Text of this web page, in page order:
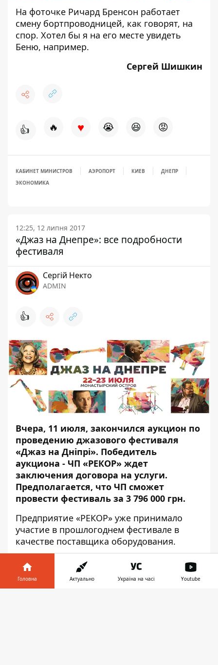
На фоточке Ричард Бренсон работает
смену бортпроводницей, как говорят, на
спор. Хотел бы я на его месте увидеть
Беню, например.
Сергей Шишкин
👍 🔥 ♥ 😭 😆 😡
КАБИНЕТ МИНИСТРОВ АЭРОПОРТ КИЕВ
ДНЕПР
ЭКОНОМИКА
12:25, 12 липня 2017
«Джаз на Днепре»: все подробности
фестиваля
Сергій Некто
ADMIN
👍
Вчера, 11 июля, закончился аукцион по
проведению джазового фестиваля
«Джаз на Дніпрі». Победитель
аукциона - ЧП «РЕКОР» ждет
заключения договора на услуги.
Предполагается, что ЧП сможет
провести фестиваль за 3 796 000 грн.
Предприятие «РЕКОР» уже принимало
участие в прошлогоднем фестивале в
качестве поставщика оборудования.
Головна Актуально Україна на часі Youtube